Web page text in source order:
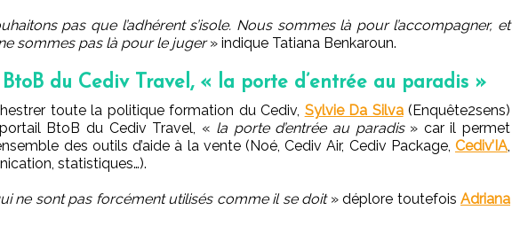
pas que l’adhérent s’isole. Nous sommes là pour l’accompagner, et
sommes pas là pour le juger» indique Tatiana Benkaroun.
du Cediv Travel, « la porte d’entrée au paradis »
toute la politique formation du Cediv, Sylvie Da Silva(Enquête2sens)
BtoB du Cediv Travel, « la porte d’entrée au paradis» car il permet
des outils d’aide à la vente (Noé, Cediv Air, Cediv Package, Cediv’IA,
statistiques…).
ne sont pas forcément utilisés comme il se doit» déplore toutefois Adriana